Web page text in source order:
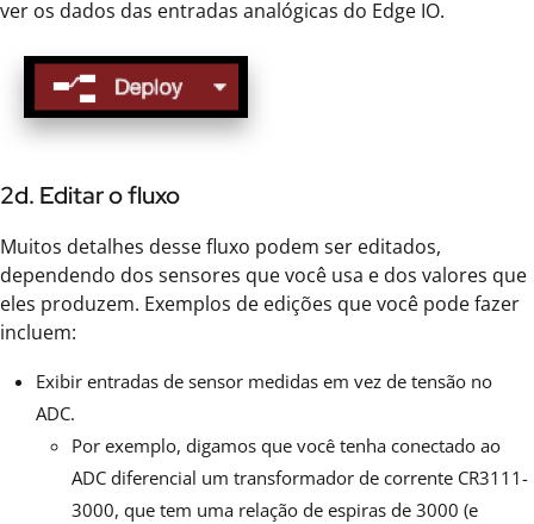
ver os dados das entradas analógicas do Edge IO.
2d. Editar o fluxo
Muitos detalhes desse fluxo podem ser editados,
dependendo dos sensores que você usa e dos valores que
eles produzem. Exemplos de edições que você pode fazer
incluem:
Exibir entradas de sensor medidas em vez de tensão no
ADC.
Por exemplo, digamos que você tenha conectado ao
ADC diferencial um transformador de corrente CR3111-
3000, que tem uma relação de espiras de 3000 (e